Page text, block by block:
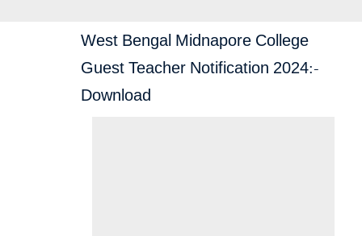
West Bengal Midnapore College
Guest Teacher Notification 2024:-
Download